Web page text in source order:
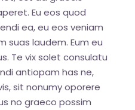
Eu eos quod
ea, eu eos veniam
suas laudem. Eum eu
Te vix solet consulatu
antiopam has ne,
sit nonumy oporere
no graeco possim